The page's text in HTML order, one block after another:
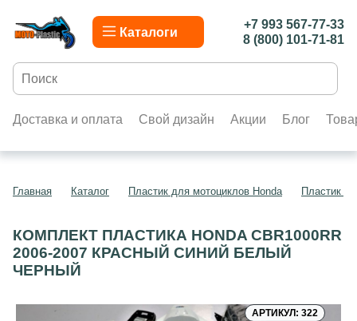
Каталоги
+7 993 567-77-33
8 (800) 101-71-81
Доставка и оплата Свой дизайн Акции Блог
Главная Каталог Пластик для мотоциклов Honda Пластик
КОМПЛЕКТ ПЛАСТИКА HONDA CBR1000RR
2006-2007 КРАСНЫЙ СИНИЙ БЕЛЫЙ
ЧЕРНЫЙ
АРТИКУЛ: 322